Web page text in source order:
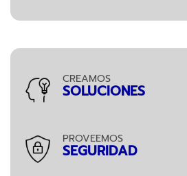
CREAMOS
SOLUCIONES
PROVEEMOS
SEGURIDAD